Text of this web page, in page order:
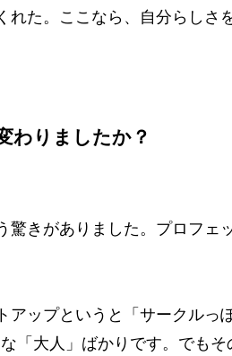
た。ここなら、自分らし
わりましたか？
きがありました。プロフ
ップというと「サークル
「大人」ばかりです。でも